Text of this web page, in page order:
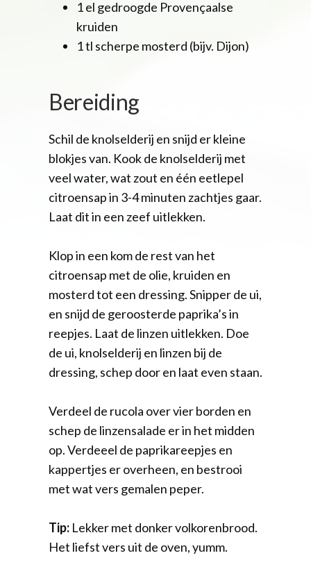
1 el gedroogde Provençaalse
kruiden
1 tl scherpe mosterd (bijv. Dijon)
Bereiding
Schil de knolselderij en snijd er kleine
blokjes van. Kook de knolselderij met
veel water, wat zout en één eetlepel
citroensap in 3-4 minuten zachtjes gaar.
Laat dit in een zeef uitlekken.
Klop in een kom de rest van het
citroensap met de olie, kruiden en
mosterd tot een dressing. Snipper de ui,
en snijd de geroosterde paprika’s in
reepjes. Laat de linzen uitlekken. Doe
de ui, knolselderij en linzen bij de
dressing, schep door en laat even staan.
Verdeel de rucola over vier borden en
schep de linzensalade er in het midden
op. Verdeeel de paprikareepjes en
kappertjes er overheen, en bestrooi
met wat vers gemalen peper.
Tip: Lekker met donker volkorenbrood.
Het liefst vers uit de oven, yumm.